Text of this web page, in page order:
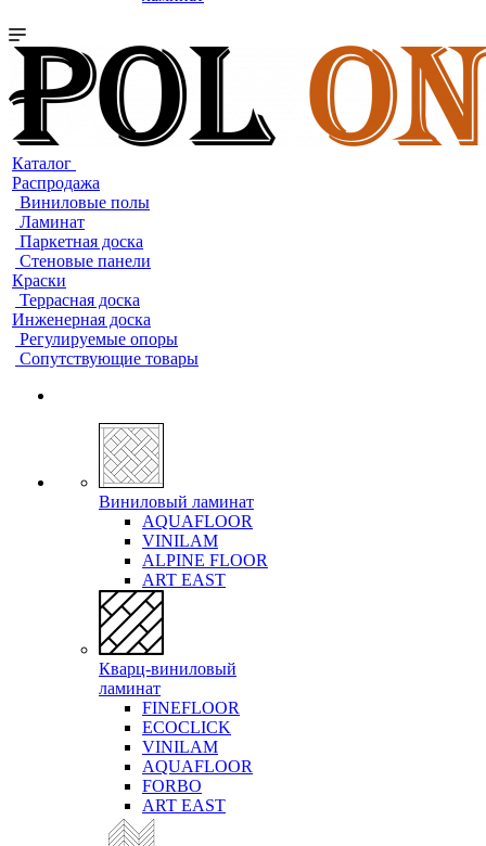
Каталог
Распродажа
Виниловые полы
Ламинат
Паркетная доска
Стеновые панели
Краски
Террасная доска
Инженерная доска
Регулируемые опоры
Сопутствующие товары
Виниловый ламинат
AQUAFLOOR
VINILAM
ALPINE FLOOR
ART EAST
Кварц-виниловый
ламинат
FINEFLOOR
ECOCLICK
VINILAM
AQUAFLOOR
FORBO
ART EAST